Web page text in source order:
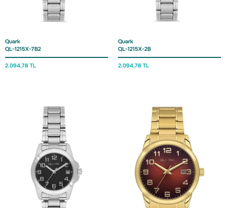
Quark
QL-1215X-7B2
2.094,78 TL
Quark
QL-1215X-2B
2.094,78 TL